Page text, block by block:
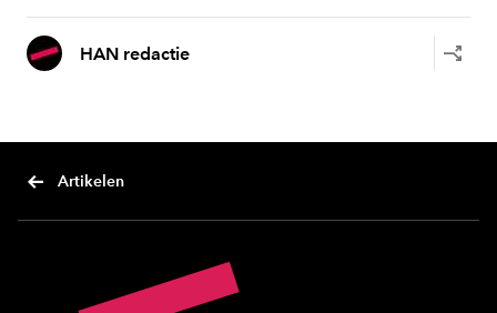
HAN redactie
Artikelen